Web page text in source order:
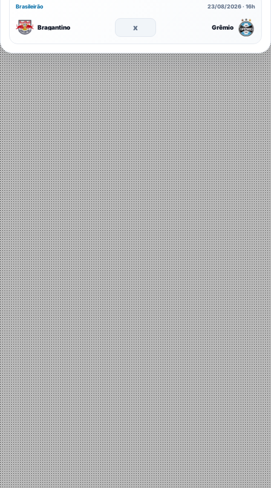
Brasileirão 23/08/2026 · 16h
Bragantino x Grêmio